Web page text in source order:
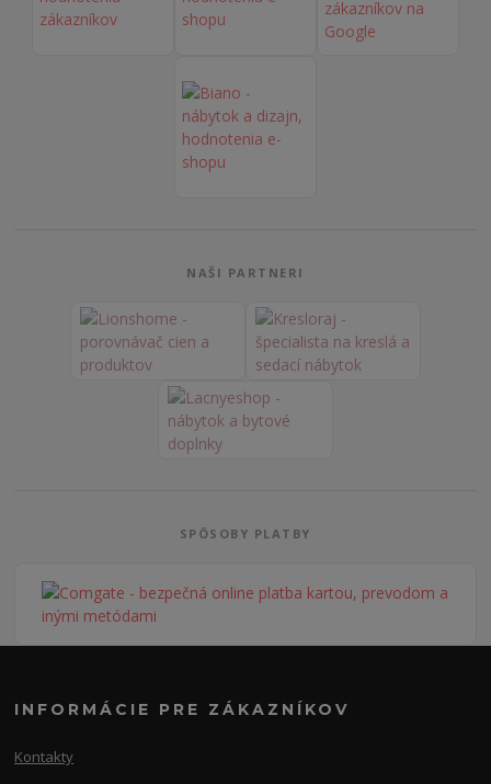
NAŠI PARTNERI
SPÔSOBY PLATBY
INFORMÁCIE PRE ZÁKAZNÍKOV
Kontakty